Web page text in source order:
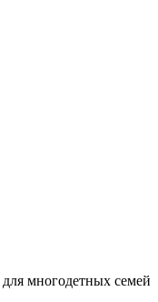
многодетных семей